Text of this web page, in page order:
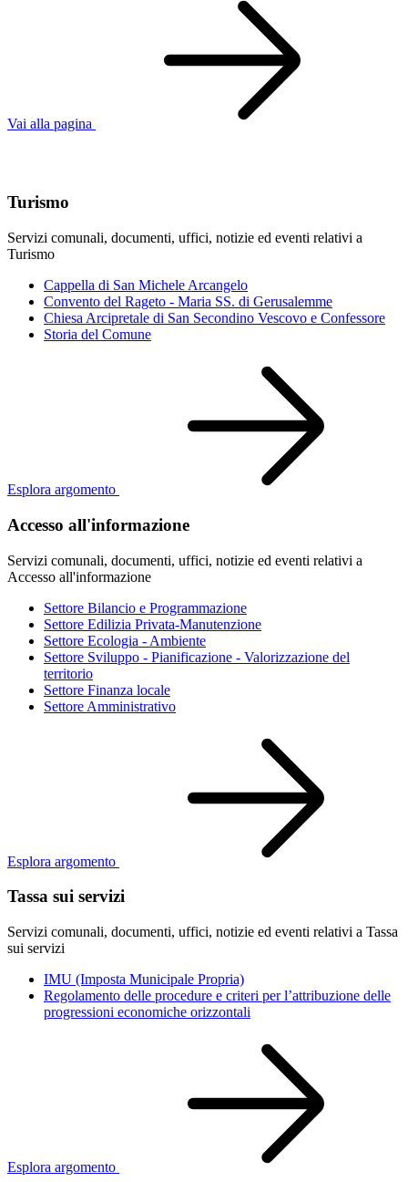
Vai alla pagina
Turismo
Servizi comunali, documenti, uffici, notizie ed eventi relativi a
Turismo
Cappella di San Michele Arcangelo
Convento del Rageto - Maria SS. di Gerusalemme
Chiesa Arcipretale di San Secondino Vescovo e Confessore
Storia del Comune
Esplora argomento
Accesso all'informazione
Servizi comunali, documenti, uffici, notizie ed eventi relativi a
Accesso all'informazione
Settore Bilancio e Programmazione
Settore Edilizia Privata-Manutenzione
Settore Ecologia - Ambiente
Settore Sviluppo - Pianificazione - Valorizzazione del
territorio
Settore Finanza locale
Settore Amministrativo
Esplora argomento
Tassa sui servizi
Servizi comunali, documenti, uffici, notizie ed eventi relativi a Tassa
sui servizi
IMU (Imposta Municipale Propria)
Regolamento delle procedure e criteri per l’attribuzione delle
progressioni economiche orizzontali
Esplora argomento